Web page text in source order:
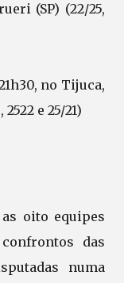
(SP) (22/25,
no Tijuca,
e 25/21)
oito equipes
das
numa